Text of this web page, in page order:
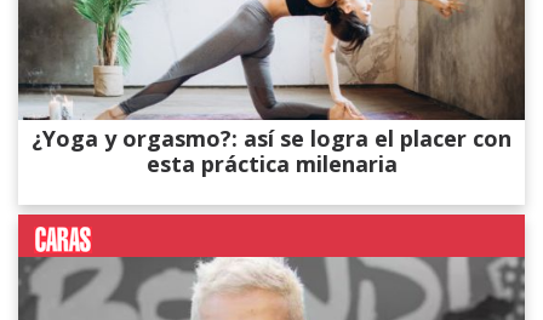
¿Yoga y orgasmo?: así se logra el placer con
esta práctica milenaria